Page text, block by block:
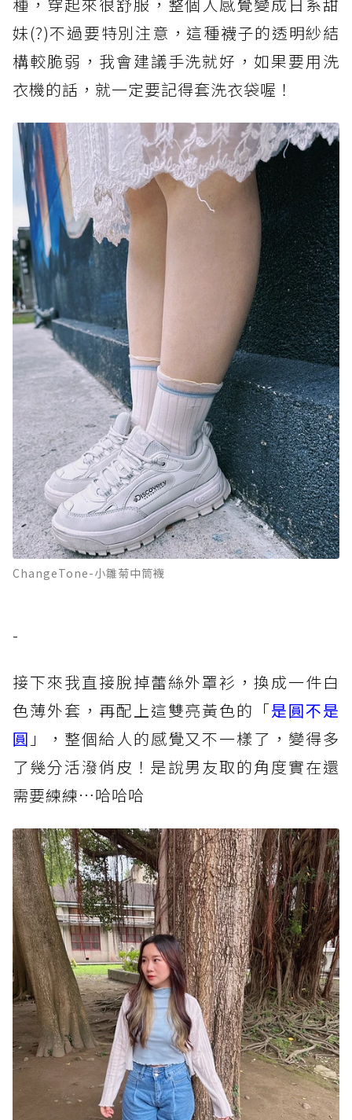
妹(?)不過要特別注意，這種襪子的透明紗結
構較脆弱，我會建議手洗就好，如果要用洗
衣機的話，就一定要記得套洗衣袋喔！
ChangeTone-小雛菊中筒襪
-
接下來我直接脫掉蕾絲外罩衫，換成一件白
色薄外套，再配上這雙亮黃色的「是圓不是
圓 」，整個給人的感覺又不一樣了，變得多
了幾分活潑俏皮！是說男友取的角度實在還
需要練練…哈哈哈